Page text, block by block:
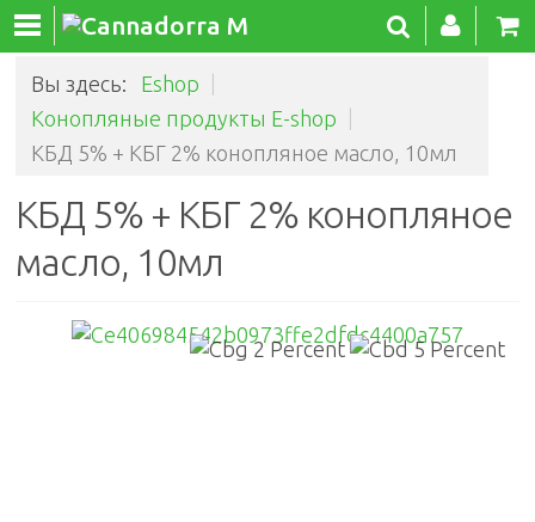
Вы здесь: Eshop
Конопляные продукты E-shop
КБД 5% + КБГ 2% конопляное масло, 10мл
КБД 5% + КБГ 2% конопляное
масло, 10мл